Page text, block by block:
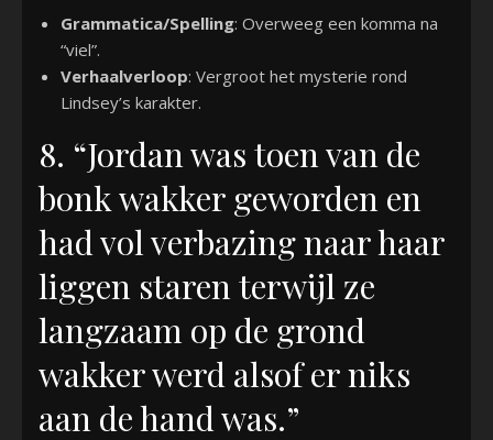
Grammatica/Spelling: Overweeg een komma na
“viel”.
Verhaalverloop: Vergroot het mysterie rond
Lindsey’s karakter.
8. “Jordan was toen van de
bonk wakker geworden en
had vol verbazing naar haar
liggen staren terwijl ze
langzaam op de grond
wakker werd alsof er niks
aan de hand was.”